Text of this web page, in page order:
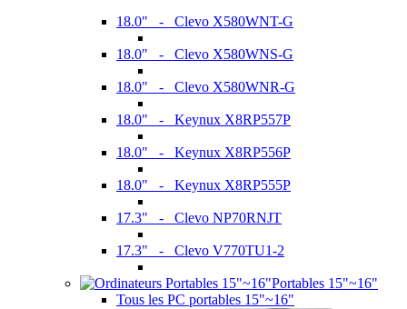
18.0" - Clevo X580WNT-G
18.0" - Clevo X580WNS-G
18.0" - Clevo X580WNR-G
18.0" - Keynux X8RP557P
18.0" - Keynux X8RP556P
18.0" - Keynux X8RP555P
17.3" - Clevo NP70RNJT
17.3" - Clevo V770TU1-2
Portables 15"~16"
Tous les PC portables 15"~16"